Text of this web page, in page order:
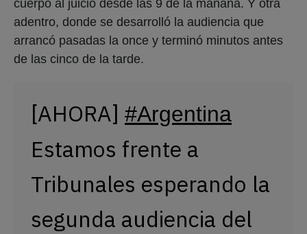
cuerpo al juicio desde las 9 de la mañana. Y otra
adentro, donde se desarrolló la audiencia que
arrancó pasadas la once y terminó minutos antes
de las cinco de la tarde.
[AHORA] #Argentina
Estamos frente a
Tribunales esperando la
segunda audiencia del